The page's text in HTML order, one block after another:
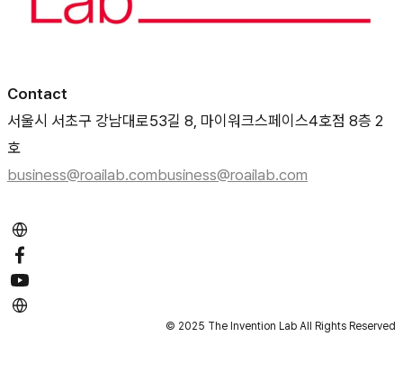
Contact
서울시 서초구 강남대로53길 8, 마이워크스페이스4호점 8층 2
호
business@roailab.combusiness@roailab.com
© 2025 The Invention Lab All Rights Reserved